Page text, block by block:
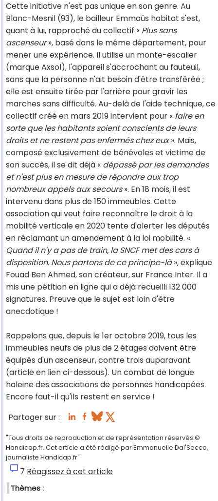
Cette initiative n'est pas unique en son genre. Au
Blanc-Mesnil (93), le bailleur Emmaüs habitat s'est,
quant à lui, rapproché du collectif « Plus sans
ascenseur», basé dans le même département, pour
mener une expérience. Il utilise un monte-escalier
(marque Axsol), l'appareil s'accrochant au fauteuil,
sans que la personne n'ait besoin d'être transférée ;
elle est ensuite tirée par l'arrière pour gravir les
marches sans difficulté. Au-delà de l'aide technique, ce
collectif créé en mars 2019 intervient pour « faire en
sorte que les habitants soient conscients de leurs
droits et ne restent pas enfermés chez eux». Mais,
composé exclusivement de bénévoles et victime de
son succès, il se dit déjà « dépassé par les demandes
et n'est plus en mesure de répondre aux trop
nombreux appels aux secours». En 18 mois, il est
intervenu dans plus de 150 immeubles. Cette
association qui veut faire reconnaître le droit à la
mobilité verticale en 2020 tente d'alerter les députés
en réclamant un amendement à la loi mobilité. «
Quand il n'y a pas de train, la SNCF met des cars à
disposition. Nous partons de ce principe-là», explique
Fouad Ben Ahmed, son créateur, sur France Inter. Il a
mis une pétition en ligne qui a déjà recueilli 132 000
signatures. Preuve que le sujet est loin d'être
anecdotique !
Rappelons que, depuis le 1er octobre 2019, tous les
immeubles neufs de plus de 2 étages doivent être
équipés d'un ascenseur, contre trois auparavant
(article en lien ci-dessous). Un combat de longue
haleine des associations de personnes handicapées.
Encore faut-il qu'ils restent en service !
Partager sur :
"Tous droits de reproduction et de représentation réservés.©
Handicap.fr. Cet article a été rédigé par Emmanuelle Dal'Secco,
journaliste Handicap.fr"
7 Réagissez à cet article
Thèmes :